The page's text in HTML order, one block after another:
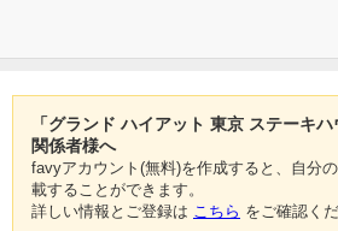
「グランド ハイアット 東京 ステーキ
関係者様へ
favyアカウント(無料)を作成すると、自分
載することができます。
詳しい情報とご登録は こちら をご確認くだ